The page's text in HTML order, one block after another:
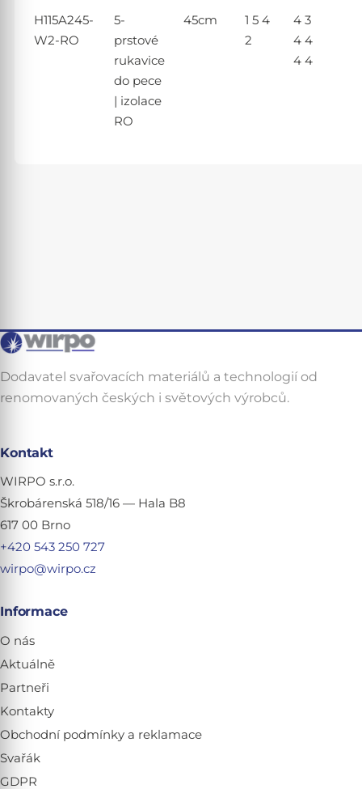
H115A245-
W2-RO
5-
prstové
rukavice
do pece
| izolace
RO
45cm
1 5 4
2
4 3
4 4
4 4
Dodavatel svařovacích materiálů a technologií od
renomovaných českých i světových výrobců.
Kontakt
WIRPO s.r.o.
Škrobárenská 518/16 — Hala B8
617 00 Brno
+420 543 250 727
wirpo@wirpo.cz
Informace
O nás
Aktuálně
Partneři
Kontakty
Obchodní podmínky a reklamace
Svařák
GDPR